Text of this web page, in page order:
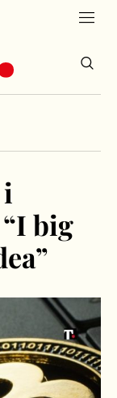
big